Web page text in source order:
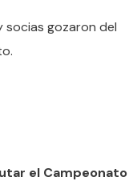
socias gozaron del
el Campeonato